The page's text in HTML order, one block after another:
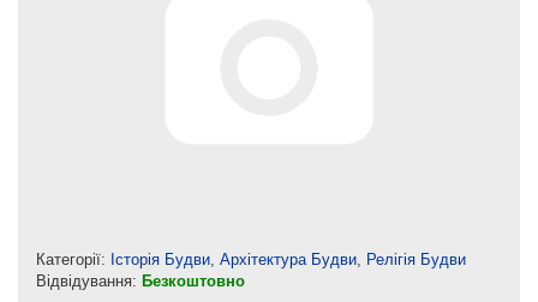
Категорії: Історія Будви, Архітектура Будви, Релігія Будви
Відвідування: Безкоштовно